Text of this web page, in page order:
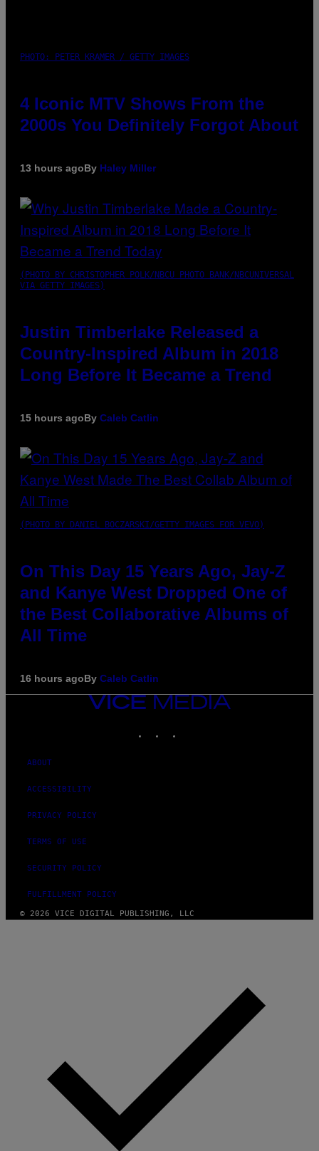
PHOTO: PETER KRAMER / GETTY IMAGES
4 Iconic MTV Shows From the
2000s You Definitely Forgot About
13 hours agoBy Haley Miller
(PHOTO BY CHRISTOPHER POLK/NBCU PHOTO BANK/NBCUNIVERSAL
VIA GETTY IMAGES)
Justin Timberlake Released a
Country-Inspired Album in 2018
Long Before It Became a Trend
15 hours agoBy Caleb Catlin
(PHOTO BY DANIEL BOCZARSKI/GETTY IMAGES FOR VEVO)
On This Day 15 Years Ago, Jay-Z
and Kanye West Dropped One of
the Best Collaborative Albums of
All Time
16 hours agoBy Caleb Catlin
VICE
ABOUT
ACCESSIBILITY
PRIVACY POLICY
TERMS OF USE
SECURITY POLICY
FULFILLMENT POLICY
© 2026 VICE DIGITAL PUBLISHING, LLC